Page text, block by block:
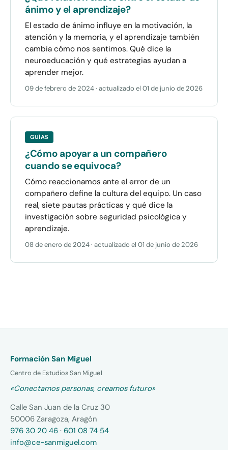
ánimo y el aprendizaje?
El estado de ánimo influye en la motivación, la
atención y la memoria, y el aprendizaje también
cambia cómo nos sentimos. Qué dice la
neuroeducación y qué estrategias ayudan a
aprender mejor.
09 de febrero de 2024· actualizado el 01 de junio de 2026
GUÍAS
¿Cómo apoyar a un compañero
cuando se equivoca?
Cómo reaccionamos ante el error de un
compañero define la cultura del equipo. Un caso
real, siete pautas prácticas y qué dice la
investigación sobre seguridad psicológica y
aprendizaje.
08 de enero de 2024· actualizado el 01 de junio de 2026
Formación San Miguel
Centro de Estudios San Miguel
«Conectamos personas, creamos futuro»
Calle San Juan de la Cruz 30
50006 Zaragoza, Aragón
976 30 20 46 · 601 08 74 54
info@ce-sanmiguel.com